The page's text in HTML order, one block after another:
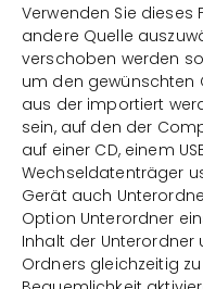
Verwenden Sie dieses
andere Quelle
verschoben werden
um den gewünschten
aus der importiert
sein, auf den der
auf einer CD, einem
Wechseldatenträger
Gerät auch
Option Unterordner
Inhalt der
Ordners gleichzeitig